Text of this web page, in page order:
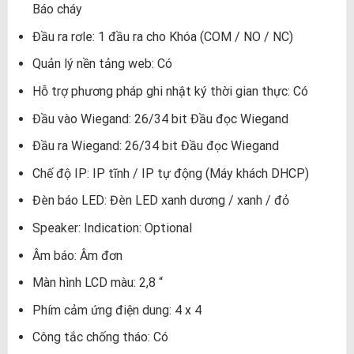
Báo cháy
Đầu ra rơle: 1 đầu ra cho Khóa (COM / NO / NC)
Quản lý nền tảng web: Có
Hỗ trợ phương pháp ghi nhật ký thời gian thực: Có
Đầu vào Wiegand: 26/34 bit Đầu đọc Wiegand
Đầu ra Wiegand: 26/34 bit Đầu đọc Wiegand
Chế độ IP: IP tĩnh / IP tự động (Máy khách DHCP)
Đèn báo LED: Đèn LED xanh dương / xanh / đỏ
Speaker: Indication: Optional
Âm báo: Âm đơn
Màn hình LCD màu: 2,8 “
Phím cảm ứng điện dung: 4 x 4
Công tắc chống tháo: Có